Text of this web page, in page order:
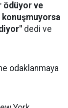
ödüyor ve
konuşmuyorsa
dedi ve
odaklanmaya